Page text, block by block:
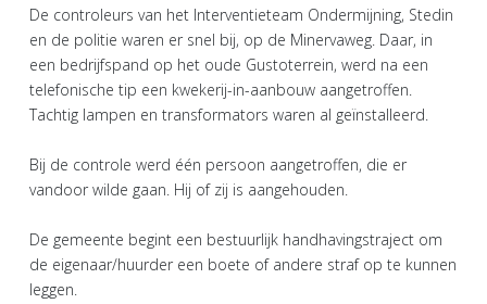
De controleurs van het Interventieteam Ondermijning, Stedin
en de politie waren er snel bij, op de Minervaweg. Daar, in
een bedrijfspand op het oude Gustoterrein, werd na een
telefonische tip een kwekerij-in-aanbouw aangetroffen.
Tachtig lampen en transformators waren al geïnstalleerd.
Bij de controle werd één persoon aangetroffen, die er
vandoor wilde gaan. Hij of zij is aangehouden.
De gemeente begint een bestuurlijk handhavingstraject om
de eigenaar/huurder een boete of andere straf op te kunnen
leggen.